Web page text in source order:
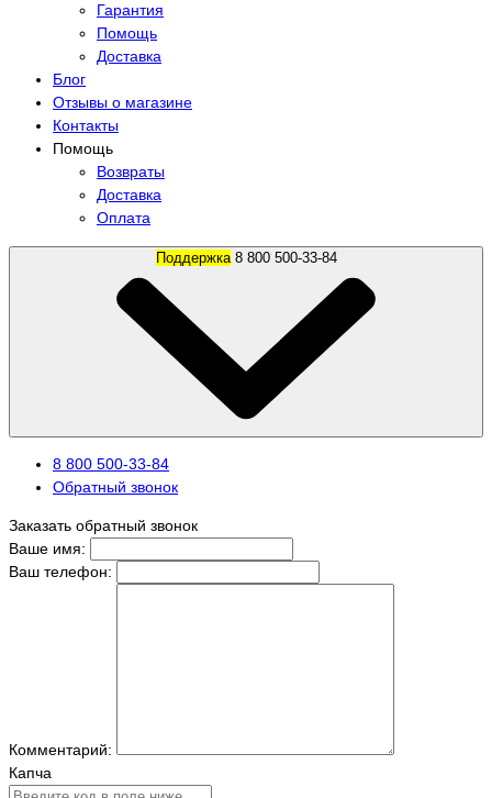
Гарантия
Помощь
Доставка
Блог
Отзывы о магазине
Контакты
Помощь
Возвраты
Доставка
Оплата
Поддержка 8 800 500-33-84
8 800 500-33-84
Обратный звонок
Заказать обратный звонок
Ваше имя:
Ваш телефон:
Комментарий:
Капча